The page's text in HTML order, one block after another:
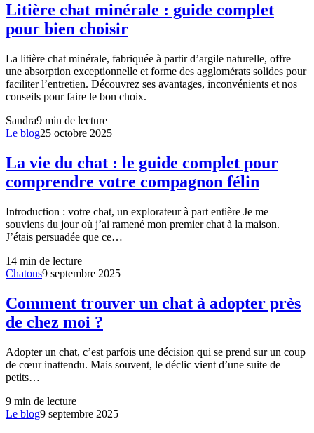
Litière chat minérale : guide complet
pour bien choisir
La litière chat minérale, fabriquée à partir d’argile naturelle, offre
une absorption exceptionnelle et forme des agglomérats solides pour
faciliter l’entretien. Découvrez ses avantages, inconvénients et nos
conseils pour faire le bon choix.
Sandra9 min de lecture
Le blog25 octobre 2025
La vie du chat : le guide complet pour
comprendre votre compagnon félin
Introduction : votre chat, un explorateur à part entière Je me
souviens du jour où j’ai ramené mon premier chat à la maison.
J’étais persuadée que ce…
14 min de lecture
Chatons9 septembre 2025
Comment trouver un chat à adopter près
de chez moi ?
Adopter un chat, c’est parfois une décision qui se prend sur un coup
de cœur inattendu. Mais souvent, le déclic vient d’une suite de
petits…
9 min de lecture
Le blog9 septembre 2025